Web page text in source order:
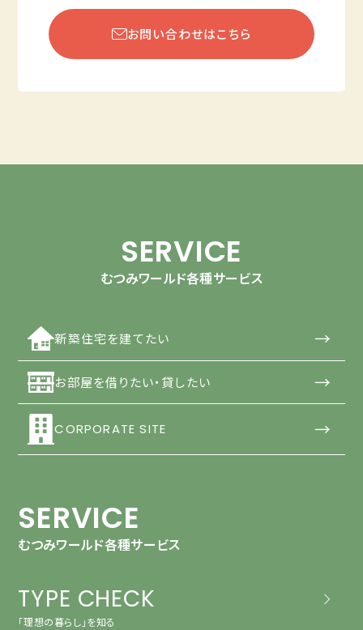
お問い合わせはこちら
SERVICE
むつみワールド各種サービス
新築住宅を建てたい →
お部屋を借りたい・貸したい →
CORPORATE SITE →
SERVICE
むつみワールド各種サービス
TYPE CHECK
「理想の暮らし」を知る